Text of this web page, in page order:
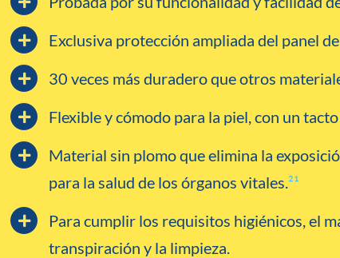
Exclusiva protección ampliada del panel
30 veces más duradero que otros
Flexible y cómodo para la piel, con un
Material sin plomo que elimina la
para la salud de los órganos vitales.²¹
Para cumplir los requisitos higiénicos, el
transpiración y la limpieza.